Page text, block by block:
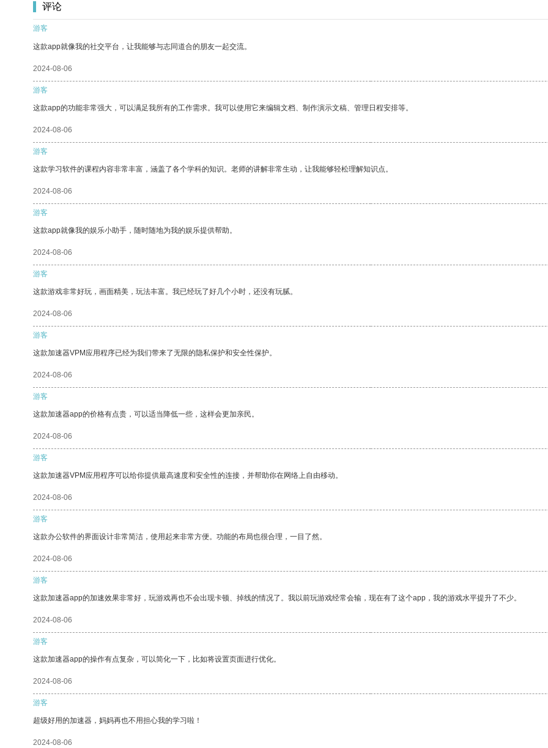
评论
游客
这款app就像我的社交平台，让我能够与志同道合的朋友一起交流。
2024-08-06
游客
这款app的功能非常强大，可以满足我所有的工作需求。我可以使用它来编辑文档、制作演示文稿、管理日程安排等。
2024-08-06
游客
这款学习软件的课程内容非常丰富，涵盖了各个学科的知识。老师的讲解非常生动，让我能够轻松理解知识点。
2024-08-06
游客
这款app就像我的娱乐小助手，随时随地为我的娱乐提供帮助。
2024-08-06
游客
这款游戏非常好玩，画面精美，玩法丰富。我已经玩了好几个小时，还没有玩腻。
2024-08-06
游客
这款加速器VPM应用程序已经为我们带来了无限的隐私保护和安全性保护。
2024-08-06
游客
这款加速器app的价格有点贵，可以适当降低一些，这样会更加亲民。
2024-08-06
游客
这款加速器VPM应用程序可以给你提供最高速度和安全性的连接，并帮助你在网络上自由移动。
2024-08-06
游客
这款办公软件的界面设计非常简洁，使用起来非常方便。功能的布局也很合理，一目了然。
2024-08-06
游客
这款加速器app的加速效果非常好，玩游戏再也不会出现卡顿、掉线的情况了。我以前玩游戏经常会输，现在有了这个app，我的游戏水平提升了不少。
2024-08-06
游客
这款加速器app的操作有点复杂，可以简化一下，比如将设置页面进行优化。
2024-08-06
游客
超级好用的加速器，妈妈再也不用担心我的学习啦！
2024-08-06